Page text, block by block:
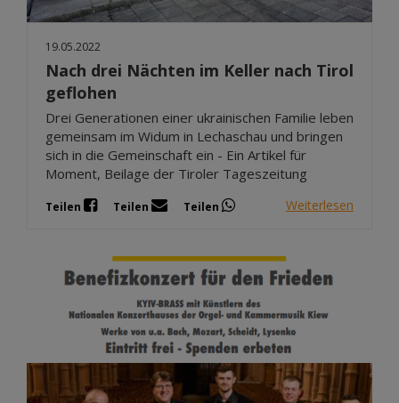
19.05.2022
Nach drei Nächten im Keller nach Tirol
geflohen
Drei Generationen einer ukrainischen Familie leben
gemeinsam im Widum in Lechaschau und bringen
sich in die Gemeinschaft ein - Ein Artikel für
Moment, Beilage der Tiroler Tageszeitung
Teilen Teilen Teilen Weiterlesen